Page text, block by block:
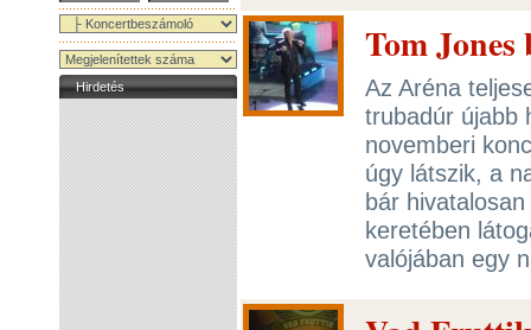
Hirdetés
Tom
Az Aréna
trubadúr újabb
novemberi
úgy látszik, a
bár
keretében
valójában egy